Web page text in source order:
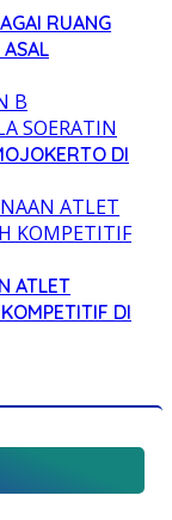
RUANG
DI
ATLET
DI